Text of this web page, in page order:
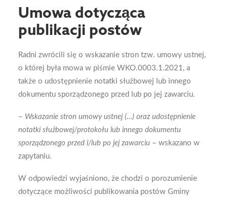
Umowa dotycząca
publikacji postów
Radni zwrócili się o wskazanie stron tzw. umowy ustnej,
o której była mowa w piśmie WKO.0003.1.2021, a
także o udostępnienie notatki służbowej lub innego
dokumentu sporządzonego przed lub po jej zawarciu.
– Wskazanie stron umowy ustnej (…) oraz udostępnienie
notatki służbowej/protokołu lub innego dokumentu
sporządzonego przed i/lub po jej zawarciu – wskazano w
zapytaniu.
W odpowiedzi wyjaśniono, że chodzi o porozumienie
dotyczące możliwości publikowania postów Gminy